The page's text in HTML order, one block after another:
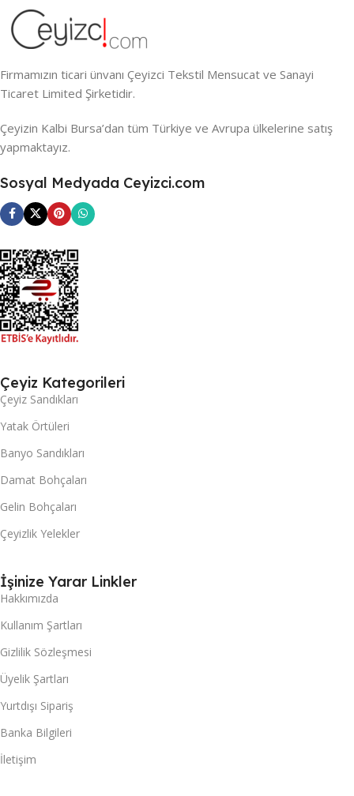
Firmamızın ticari ünvanı Çeyizci Tekstil Mensucat ve Sanayi
Ticaret Limited Şirketidir.
Çeyizin Kalbi Bursa’dan tüm Türkiye ve Avrupa ülkelerine satış
yapmaktayız.
Sosyal Medyada Ceyizci.com
Çeyiz Kategorileri
Çeyiz Sandıkları
Yatak Örtüleri
Banyo Sandıkları
Damat Bohçaları
Gelin Bohçaları
Çeyizlik Yelekler
İşinize Yarar Linkler
Hakkımızda
Kullanım Şartları
Gizlilik Sözleşmesi
Üyelik Şartları
Yurtdışı Sipariş
Banka Bilgileri
İletişim